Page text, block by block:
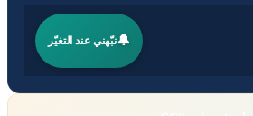
🔔نبّهني عند التغيّر